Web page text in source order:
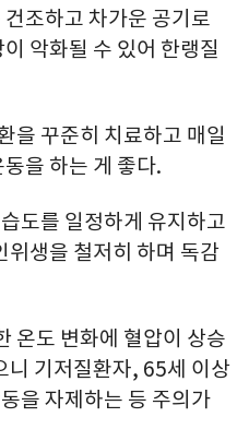
조하고 차가운 공기로
악화될 수 있어 한랭질
을 꾸준히 치료하고 매일
을 하는 게 좋다.
도를 일정하게 유지하고
위생을 철저히 하며 독감
온도 변화에 혈압이 상승
니 기저질환자, 65세 이상
을 자제하는 등 주의가